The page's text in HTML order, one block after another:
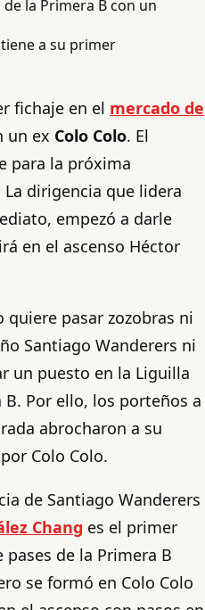
a su primer
fichaje en el mercado de
un ex Colo Colo. El
para la próxima
dirigencia que lidera
empezó a darle
en el ascenso Héctor
quiere pasar zozobras ni
Santiago Wanderers ni
un puesto en la Liguilla
Por ello, los porteños a
abrocharon a su
Colo Colo.
de Santiago Wanderers
Chang es el primer
de la Primera B
se formó en Colo Colo